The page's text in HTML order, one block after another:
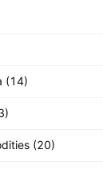
(14)
(20)